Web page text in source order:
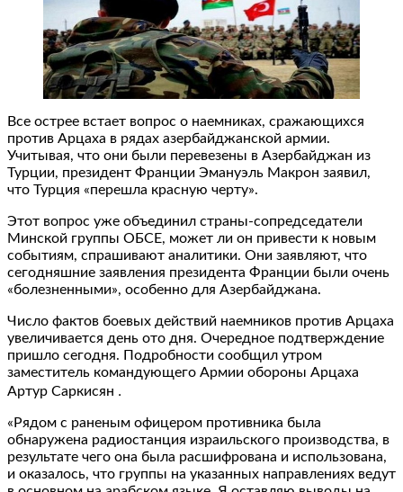
Все острее встает вопрос о наемниках, сражающихся
против Арцаха в рядах азербайджанской армии.
Учитывая, что они были перевезены в Азербайджан из
Турции, президент Франции Эмануэль Макрон заявил,
что Турция «перешла красную черту».
Этот вопрос уже объединил страны-сопредседатели
Минской группы ОБСЕ, может ли он привести к новым
событиям, спрашивают аналитики. Они заявляют, что
сегодняшние заявления президента Франции были очень
«болезненными», особенно для Азербайджана.
Число фактов боевых действий наемников против Арцаха
увеличивается день ото дня. Очередное подтверждение
пришло сегодня. Подробности сообщил утром
заместитель командующего Армии обороны Арцаха
Артур Саркисян ․
«Рядом с раненым офицером противника была
обнаружена радиостанция израильского производства, в
результате чего она была расшифрована и использована,
и оказалось, что группы на указанных направлениях ведут